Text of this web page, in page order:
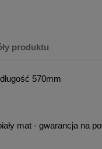
produktu
570mm
mat - gwarancja na